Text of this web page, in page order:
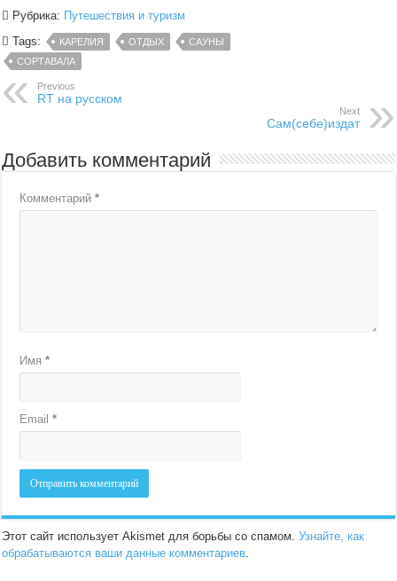
Рубрика: Путешествия и туризм
Tags:
КАРЕЛИЯ ОТДЫХ
САУНЫ
СОРТАВАЛА
Previous
RT на русском
Next
Сам(себе)издат
Добавить комментарий
Комментарий*
Имя*
Email*
Этот сайт использует Akismet для борьбы со спамом.Узнайте, как
обрабатываются ваши данные комментариев.